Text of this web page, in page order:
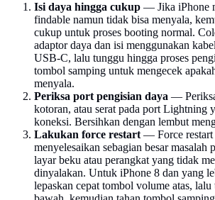
Isi daya hingga cukup — Jika iPhone
findable namun tidak bisa menyala,
cukup untuk proses booting normal.
adaptor daya dan isi menggunakan
USB-C, lalu tunggu hingga proses
tombol samping untuk mengecek
menyala.
Periksa port pengisian daya —
kotoran, atau serat pada port Lightning
koneksi. Bersihkan dengan lembut
Lakukan force restart — Force restart
menyelesaikan sebagian besar masalah
layar beku atau perangkat yang tidak
dinyalakan. Untuk iPhone 8 dan yang
lepaskan cepat tombol volume atas,